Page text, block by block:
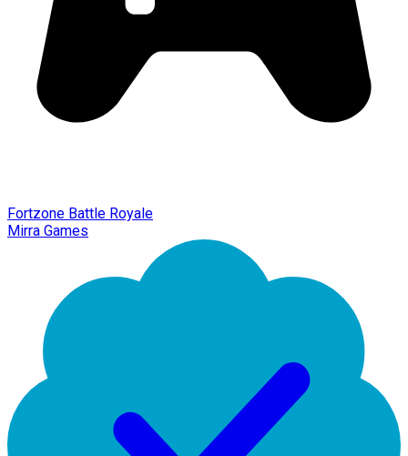
Fortzone Battle Royale
Mirra Games